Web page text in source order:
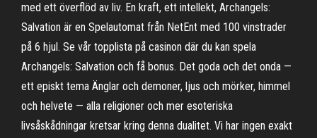
med ett överflöd av liv. En kraft, ett intellekt, Archangels:
Salvation är en Spelautomat från NetEnt med 100 vinstrader
på 6 hjul. Se vår topplista på casinon där du kan spela
Archangels: Salvation och få bonus. Det goda och det onda —
ett episkt tema Änglar och demoner, ljus och mörker, himmel
och helvete — alla religioner och mer esoteriska
livsåskådningar kretsar kring denna dualitet. Vi har ingen exakt